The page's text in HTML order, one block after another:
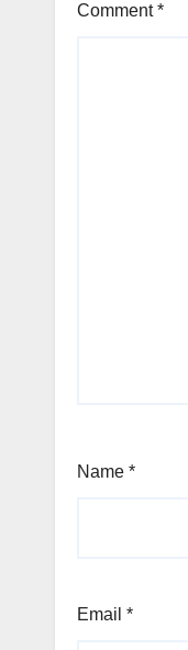
Comment*
Name *
Email *